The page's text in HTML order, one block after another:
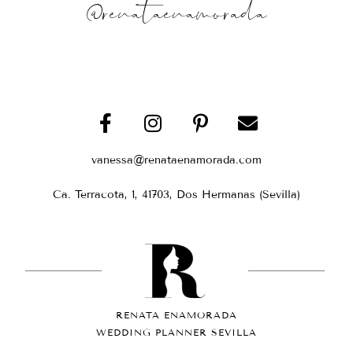
@renataenamorada
vanessa@renataenamorada.com
Ca. Terracota, 1, 41703, Dos Hermanas (Sevilla)
RENATA ENAMORADA
WEDDING PLANNER SEVILLA